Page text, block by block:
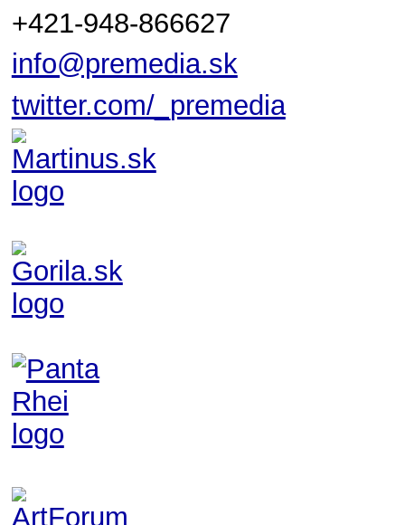
+421-948-866627
info@premedia.sk
twitter.com/_premedia